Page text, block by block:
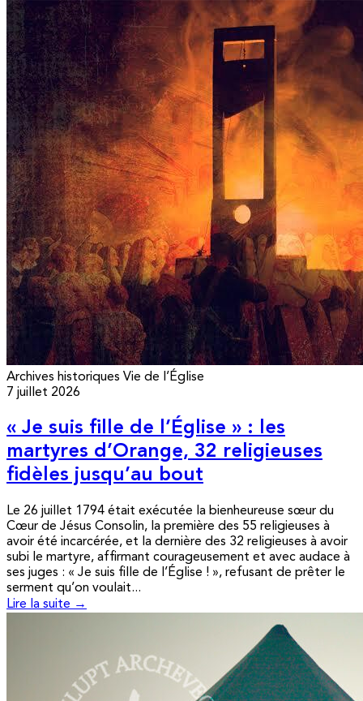
Archives historiques Vie de l’Église
7 juillet 2026
« Je suis fille de l’Église » : les
martyres d’Orange, 32 religieuses
fidèles jusqu’au bout
Le 26 juillet 1794 était exécutée la bienheureuse sœur du
Cœur de Jésus Consolin, la première des 55 religieuses à
avoir été incarcérée, et la dernière des 32 religieuses à avoir
subi le martyre, affirmant courageusement et avec audace à
ses juges : « Je suis fille de l’Église ! », refusant de prêter le
serment qu’on voulait...
Lire la suite →